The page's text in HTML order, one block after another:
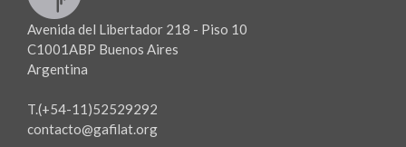
Avenida del Libertador 218 - Piso 10
C1001ABP Buenos Aires
Argentina
T.(+54-11)52529292
contacto@gafilat.org